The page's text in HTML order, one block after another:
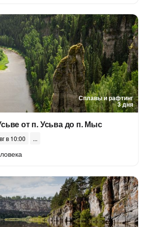
Сплавы и рафтинг
3 дня
от п. Усьва до п. Мыс
в 10:00